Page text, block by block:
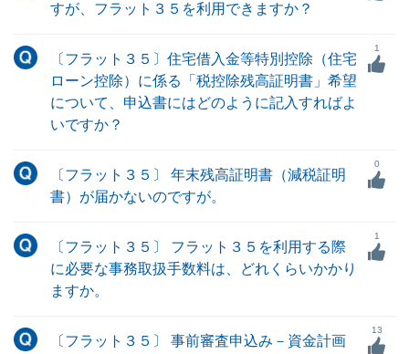
すが、フラット３５を利用できますか？
〔フラット３５〕住宅借入金等特別控除（住宅
ローン控除）に係る「税控除残高証明書」希望
について、申込書にはどのように記入すればよ
いですか？
1
〔フラット３５〕 年末残高証明書（減税証明
書）が届かないのですが。
0
〔フラット３５〕 フラット３５を利用する際
に必要な事務取扱手数料は、どれくらいかかり
ますか。
1
〔フラット３５〕 事前審査申込み－資金計画
13